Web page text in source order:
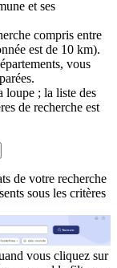
et ses
compris entre
est de 10 km).
vous
loupe ; la liste des
de recherche est
de votre recherche
sous les critères
vous cliquez sur